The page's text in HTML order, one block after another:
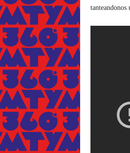
tanteandonos